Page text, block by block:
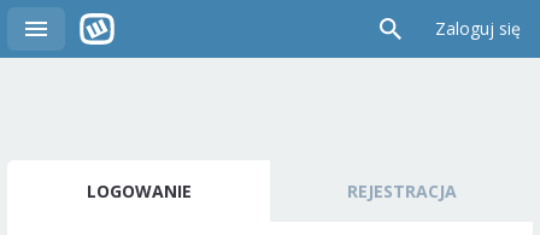
Zaloguj się
LOGOWANIE REJESTRACJA